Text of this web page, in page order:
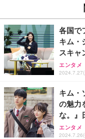
各国で
キム・
スキャ
エンタメ
キム・
の魅力
な。』
エンタメ